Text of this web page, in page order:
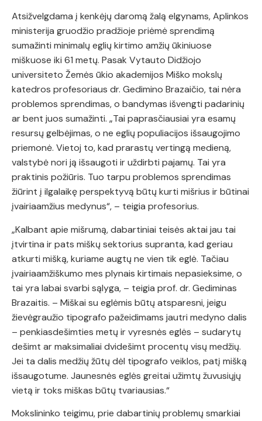
Atsižvelgdama į kenkėjų daromą žalą elgynams, Aplinkos
ministerija gruodžio pradžioje priėmė sprendimą
sumažinti minimalų eglių kirtimo amžių ūkiniuose
miškuose iki 61 metų. Pasak Vytauto Didžiojo
universiteto Žemės ūkio akademijos Miško mokslų
katedros profesoriaus dr. Gedimino Brazaičio, tai nėra
problemos sprendimas, o bandymas išvengti padarinių
ar bent juos sumažinti. „Tai paprasčiausiai yra esamų
resursų gelbėjimas, o ne eglių populiacijos išsaugojimo
priemonė. Vietoj to, kad prarastų vertingą medieną,
valstybė nori ją išsaugoti ir uždirbti pajamų. Tai yra
praktinis požiūris. Tuo tarpu problemos sprendimas
žiūrint į ilgalaikę perspektyvą būtų kurti mišrius ir būtinai
įvairiaamžius medynus“, – teigia profesorius.
„Kalbant apie mišrumą, dabartiniai teisės aktai jau tai
įtvirtina ir pats miškų sektorius supranta, kad geriau
atkurti mišką, kuriame augtų ne vien tik eglė. Tačiau
įvairiaamžiškumo mes plynais kirtimais nepasieksime, o
tai yra labai svarbi sąlyga, – teigia prof. dr. Gediminas
Brazaitis. – Miškai su eglėmis būtų atsparesni, jeigu
žievėgraužio tipografo pažeidimams jautri medyno dalis
– penkiasdešimties metų ir vyresnės eglės – sudarytų
dešimt ar maksimaliai dvidešimt procentų visų medžių.
Jei ta dalis medžių žūtų dėl tipografo veiklos, patį mišką
išsaugotume. Jaunesnės eglės greitai užimtų žuvusiųjų
vietą ir toks miškas būtų tvariausias.“
Mokslininko teigimu, prie dabartinių problemų smarkiai